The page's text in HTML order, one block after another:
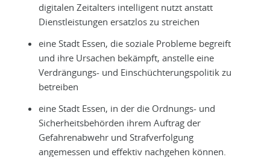
digitalen Zeitalters intelligent nutzt anstatt
Dienstleistungen ersatzlos zu streichen
eine Stadt Essen, die soziale Probleme begreift
und ihre Ursachen bekämpft, anstelle eine
Verdrängungs- und Einschüchterungspolitik zu
betreiben
eine Stadt Essen, in der die Ordnungs- und
Sicherheitsbehörden ihrem Auftrag der
Gefahrenabwehr und Strafverfolgung
angemessen und effektiv nachgehen können.